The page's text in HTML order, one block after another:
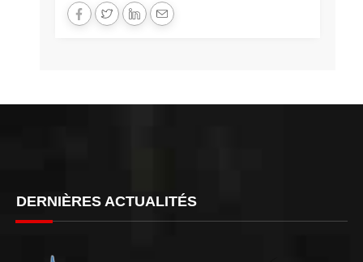
DERNIÈRES ACTUALITÉS